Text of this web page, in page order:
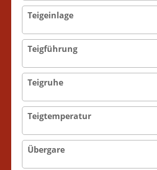
Teigeinlage
Teigführung
Teigruhe
Teigtemperatur
Übergare